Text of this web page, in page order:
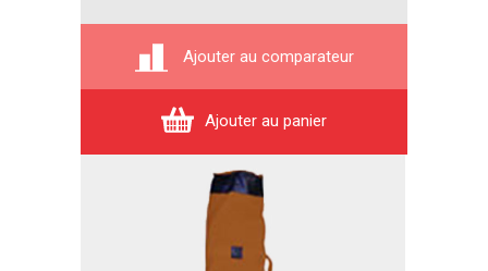
Ajouter au comparateur
Ajouter au panier